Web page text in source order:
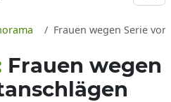
Frauen wegen Serie
Frauen wegen